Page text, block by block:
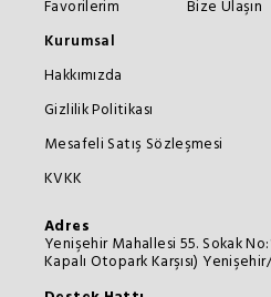
Favorilerim
Bize Ulaşın
Kurumsal
Hakkımızda
Gizlilik Politikası
Mesafeli Satış Sözleşmesi
KVKK
Adres
Yenişehir Mahallesi 55. Sokak
Kapalı Otopark Karşısı)